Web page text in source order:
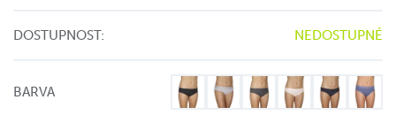
DOSTUPNOST: NEDOSTUPNÉ
BARVA